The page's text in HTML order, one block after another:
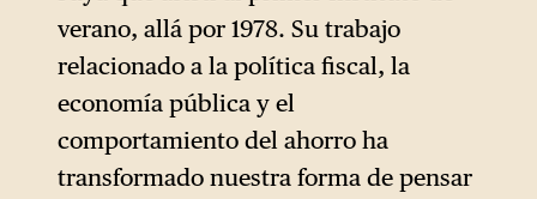
verano, allá por 1978. Su trabajo
relacionado a la política fiscal, la
economía pública y el
comportamiento del ahorro ha
transformado nuestra forma de pensar